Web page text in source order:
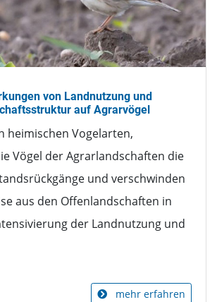
von Landnutzung und
auf Agrarvögel
heimischen Vogelarten,
Vögel der Agrarlandschaften die
und verschwinden
aus den Offenlandschaften in
der Landnutzung und
mehr erfahren